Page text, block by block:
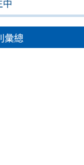
彙總